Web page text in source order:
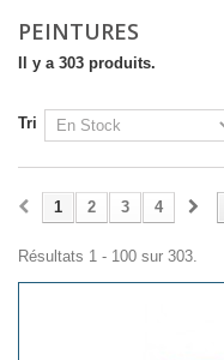
PEINTURES
Il y a 303 produits.
Tri
1 2 3 4
Résultats 1 - 100 sur 303.